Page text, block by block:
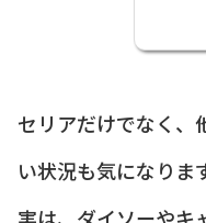
セリアだけでなく、
い状況も気になりま